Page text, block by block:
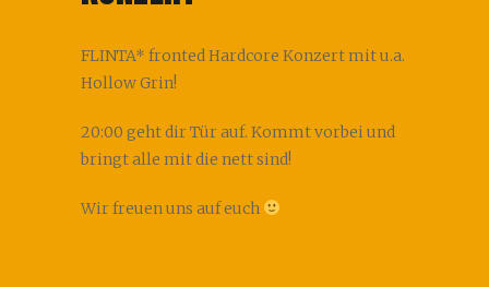
FLINTA* fronted Hardcore Konzert mit u.a.
Hollow Grin!
20:00 geht dir Tür auf. Kommt vorbei und
bringt alle mit die nett sind!
Wir freuen uns auf euch